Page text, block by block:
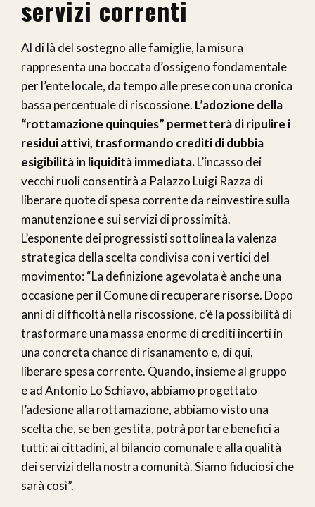
servizi correnti
Al di là del sostegno alle famiglie, la misura
rappresenta una boccata d’ossigeno fondamentale
per l’ente locale, da tempo alle prese con una cronica
bassa percentuale di riscossione. L’adozione della
“rottamazione quinquies” permetterà di ripulire i
residui attivi, trasformando crediti di dubbia
esigibilità in liquidità immediata.L’incasso dei
vecchi ruoli consentirà a Palazzo Luigi Razza di
liberare quote di spesa corrente da reinvestire sulla
manutenzione e sui servizi di prossimità.
L’esponente dei progressisti sottolinea la valenza
strategica della scelta condivisa con i vertici del
movimento: “La definizione agevolata è anche una
occasione per il Comune di recuperare risorse. Dopo
anni di difficoltà nella riscossione, c’è la possibilità di
trasformare una massa enorme di crediti incerti in
una concreta chance di risanamento e, di qui,
liberare spesa corrente. Quando, insieme al gruppo
e ad Antonio Lo Schiavo, abbiamo progettato
l’adesione alla rottamazione, abbiamo visto una
scelta che, se ben gestita, potrà portare benefici a
tutti: ai cittadini, al bilancio comunale e alla qualità
dei servizi della nostra comunità. Siamo fiduciosi che
sarà così”.